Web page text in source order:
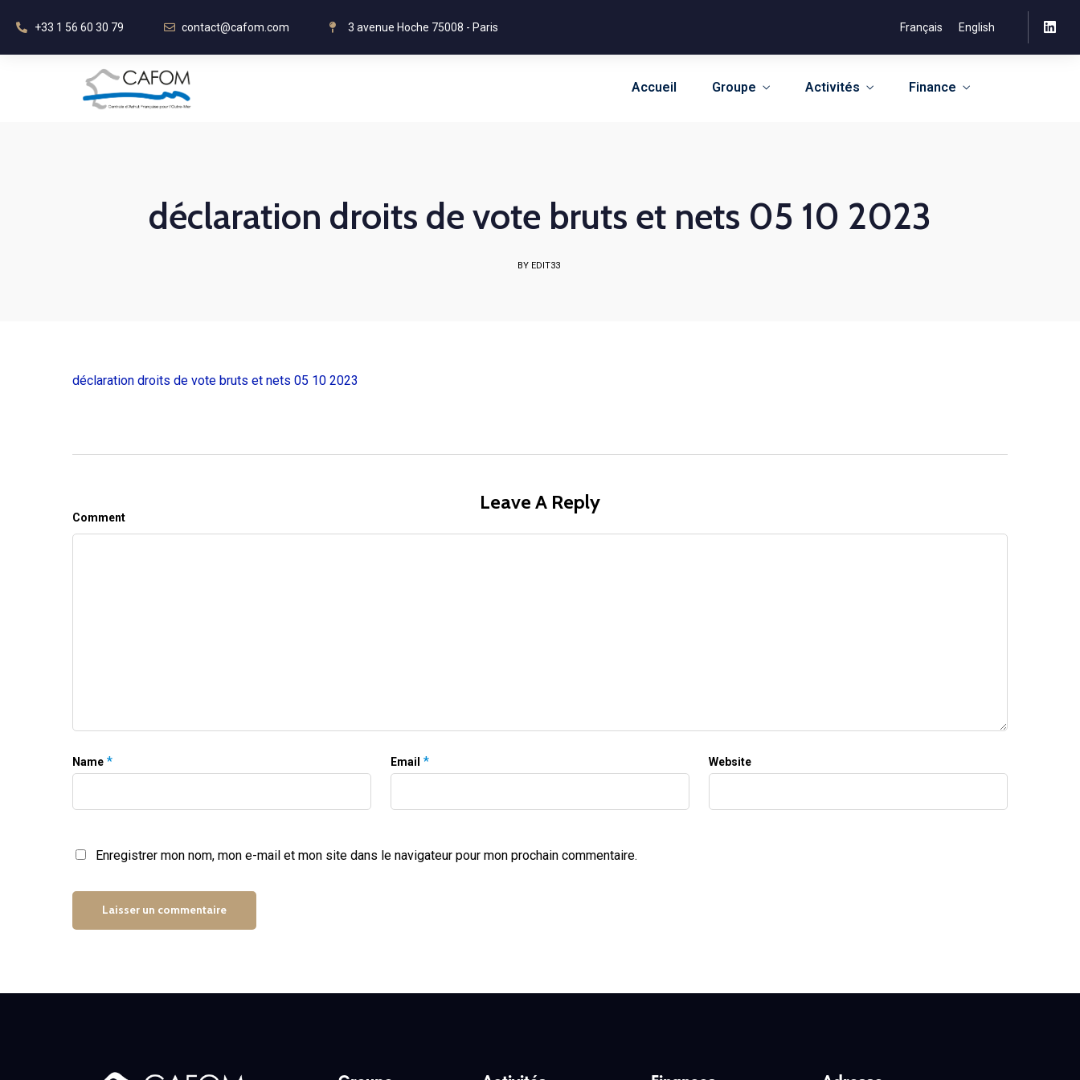
+33 1 56 60 30 79 contact@cafom.com 3 avenue Hoche 75008 - Paris Français English
Accueil Groupe Activités Finance
déclaration droits de vote bruts et nets 05 10 2023
BY EDIT33
déclaration droits de vote bruts et nets 05 10 2023
Leave A Reply
Comment
Name * Email * Website
Enregistrer mon nom, mon e-mail et mon site dans le navigateur pour mon prochain commentaire.